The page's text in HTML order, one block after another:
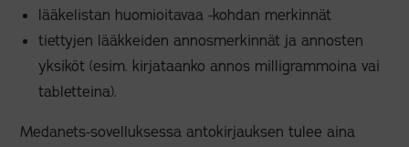
lääkelistan huomioitavaa -kohdan merkinnät
tiettyjen lääkkeiden annosmerkinnät ja annosten
yksiköt (esim. kirjataanko annos milligrammoina vai
tabletteina).
Medanets-sovelluksessa antokirjauksen tulee aina